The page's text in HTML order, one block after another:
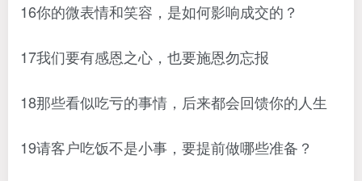
16你的微表情和笑容，是如何影响成交的？
17我们要有感恩之心，也要施恩勿忘报
18那些看似吃亏的事情，后来都会回馈你的人生
19请客户吃饭不是小事，要提前做哪些准备？